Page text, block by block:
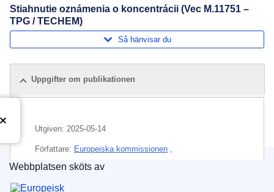
Stiahnutie oznámenia o koncentrácii (Vec M.11751 –
TPG / TECHEM)
Så hänvisar du
Uppgifter om publikationen
Utgiven: 2025-05-14
Författare: Europeiska kommissionen ,
Generaldirektoratet för konkurrens
Europeiska unionens publikationsbyrå
Webbplatsen sköts av